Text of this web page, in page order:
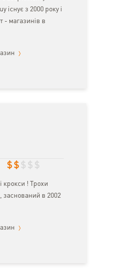
існує з 2000 року і
- магазинів в
$ $ $ $ $
крокси ! Трохи
заснований в 2002